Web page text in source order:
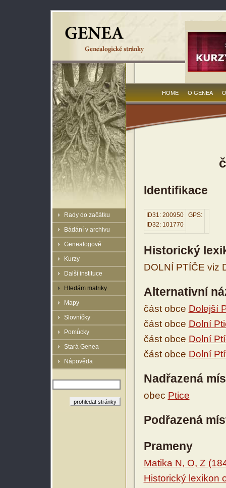
Rady do začátku
Bádání v archivu
Genealogové
Kurzy
Další instituce
Hledám matriky
Mapy
Slovníčky
Pomůcky
Stará Genea
Nápověda
HOME O GENEA
Identifikace
ID31: 200950
ID32: 101770
GPS:
Historický
DOLNÍ PTÍČE viz
Alternativní
část obce Dolejší
část obce Dolní
část obce Dolní
část obce Dolní
Nadřazená
obec Ptice
Podřazená
Prameny
Matika N, O, Z
Historický lexikon